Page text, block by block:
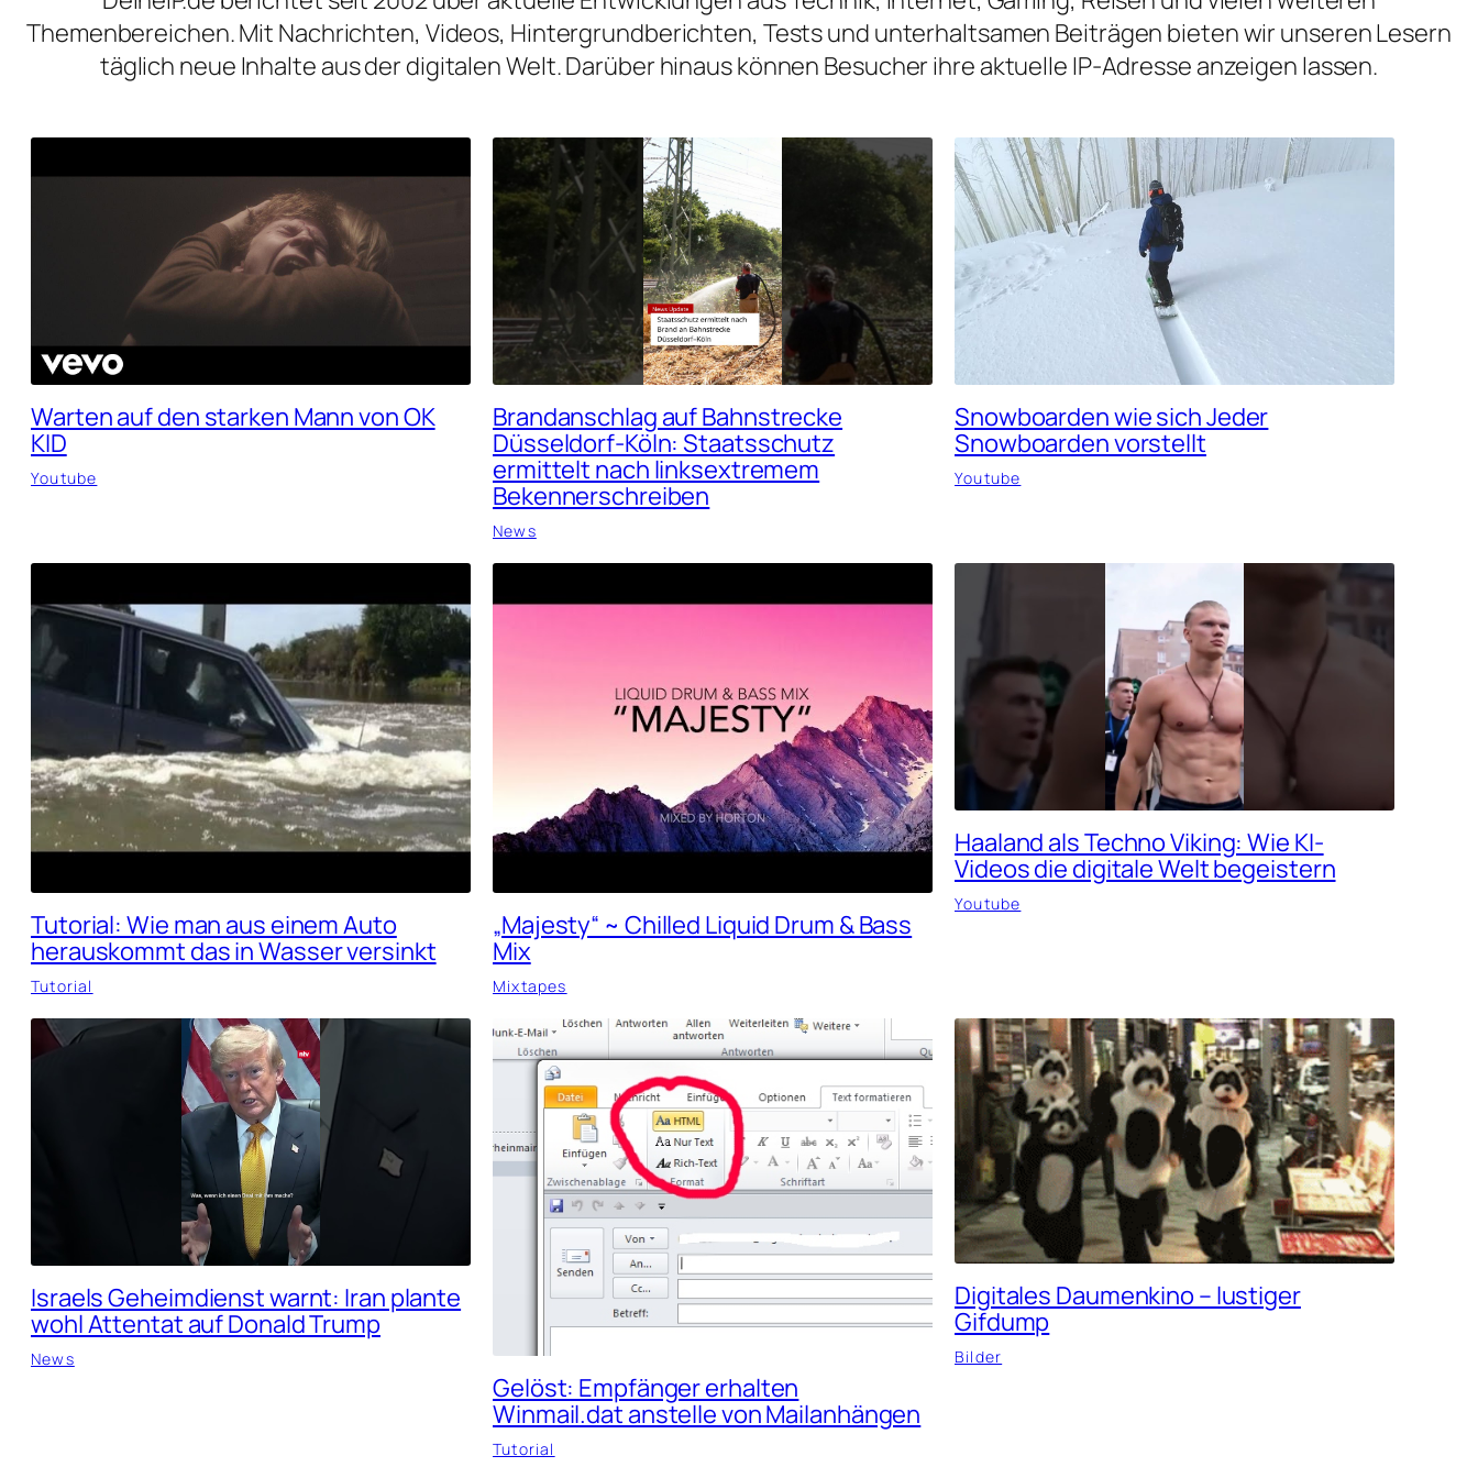
Themenbereichen. Mit Nachrichten, Videos, Hintergrundberichten, Tests und unterhaltsamen Beiträgen bieten wir unseren Lesern
täglich neue Inhalte aus der digitalen Welt. Darüber hinaus können Besucher ihre aktuelle IP-Adresse anzeigen lassen.
Warten auf den starken Mann von OK
KID
Youtube
Brandanschlag auf Bahnstrecke
Düsseldorf-Köln: Staatsschutz
ermittelt nach linksextremem
Bekennerschreiben
News
Snowboarden wie sich Jeder
Snowboarden vorstellt
Youtube
Tutorial: Wie man aus einem Auto
herauskommt das in Wasser versinkt
Tutorial
„Majesty“ ~ Chilled Liquid Drum & Bass
Mix
Mixtapes
Haaland als Techno Viking: Wie KI-
Videos die digitale Welt begeistern
Youtube
Israels Geheimdienst warnt: Iran plante
wohl Attentat auf Donald Trump
News
Gelöst: Empfänger erhalten
Winmail.dat anstelle von Mailanhängen
Tutorial
Digitales Daumenkino – lustiger
Gifdump
Bilder